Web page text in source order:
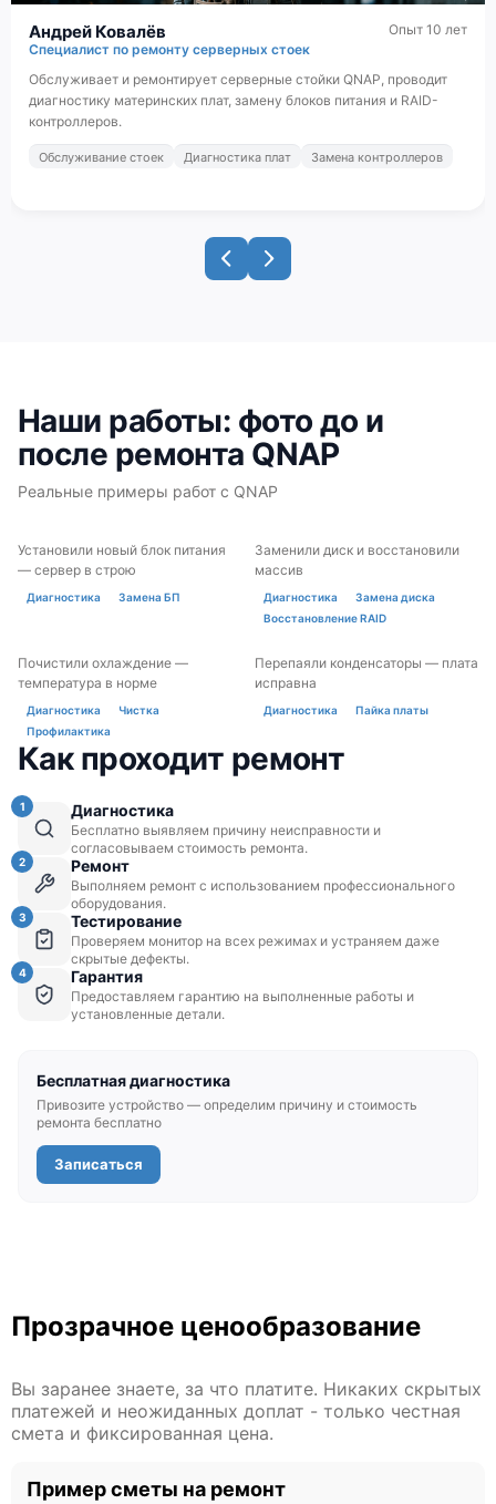
Андрей Ковалёв
Специалист по ремонту серверных стоек
Опыт 10 лет
Обслуживает и ремонтирует серверные стойки QNAP, проводит
диагностику материнских плат, замену блоков питания и RAID-
контроллеров.
Обслуживание стоек Диагностика плат Замена контроллеров
Наши работы: фото до и
после ремонта QNAP
Реальные примеры работ с QNAP
ДО ПОСЛЕ
Установили новый блок питания
— сервер в строю
Диагностика Замена БП
ДО ПОСЛЕ
Заменили диск и восстановили
массив
Диагностика
Замена диска
Восстановление RAID
ДО ПОСЛЕ
Почистили охлаждение —
температура в норме
Диагностика
Чистка
Профилактика
ДО ПОСЛЕ
Перепаяли конденсаторы — плата
исправна
Диагностика Пайка платы
Как проходит ремонт
1 Диагностика
Бесплатно выявляем причину неисправности и
согласовываем стоимость ремонта.
2 Ремонт
Выполняем ремонт с использованием профессионального
оборудования.
3 Тестирование
Проверяем монитор на всех режимах и устраняем даже
скрытые дефекты.
4 Гарантия
Предоставляем гарантию на выполненные работы и
установленные детали.
Бесплатная диагностика
Привозите устройство — определим причину и стоимость
ремонта бесплатно
Записаться
Прозрачное ценообразование
Вы заранее знаете, за что платите. Никаких скрытых
платежей и неожиданных доплат - только честная
смета и фиксированная цена.
Пример сметы на ремонт